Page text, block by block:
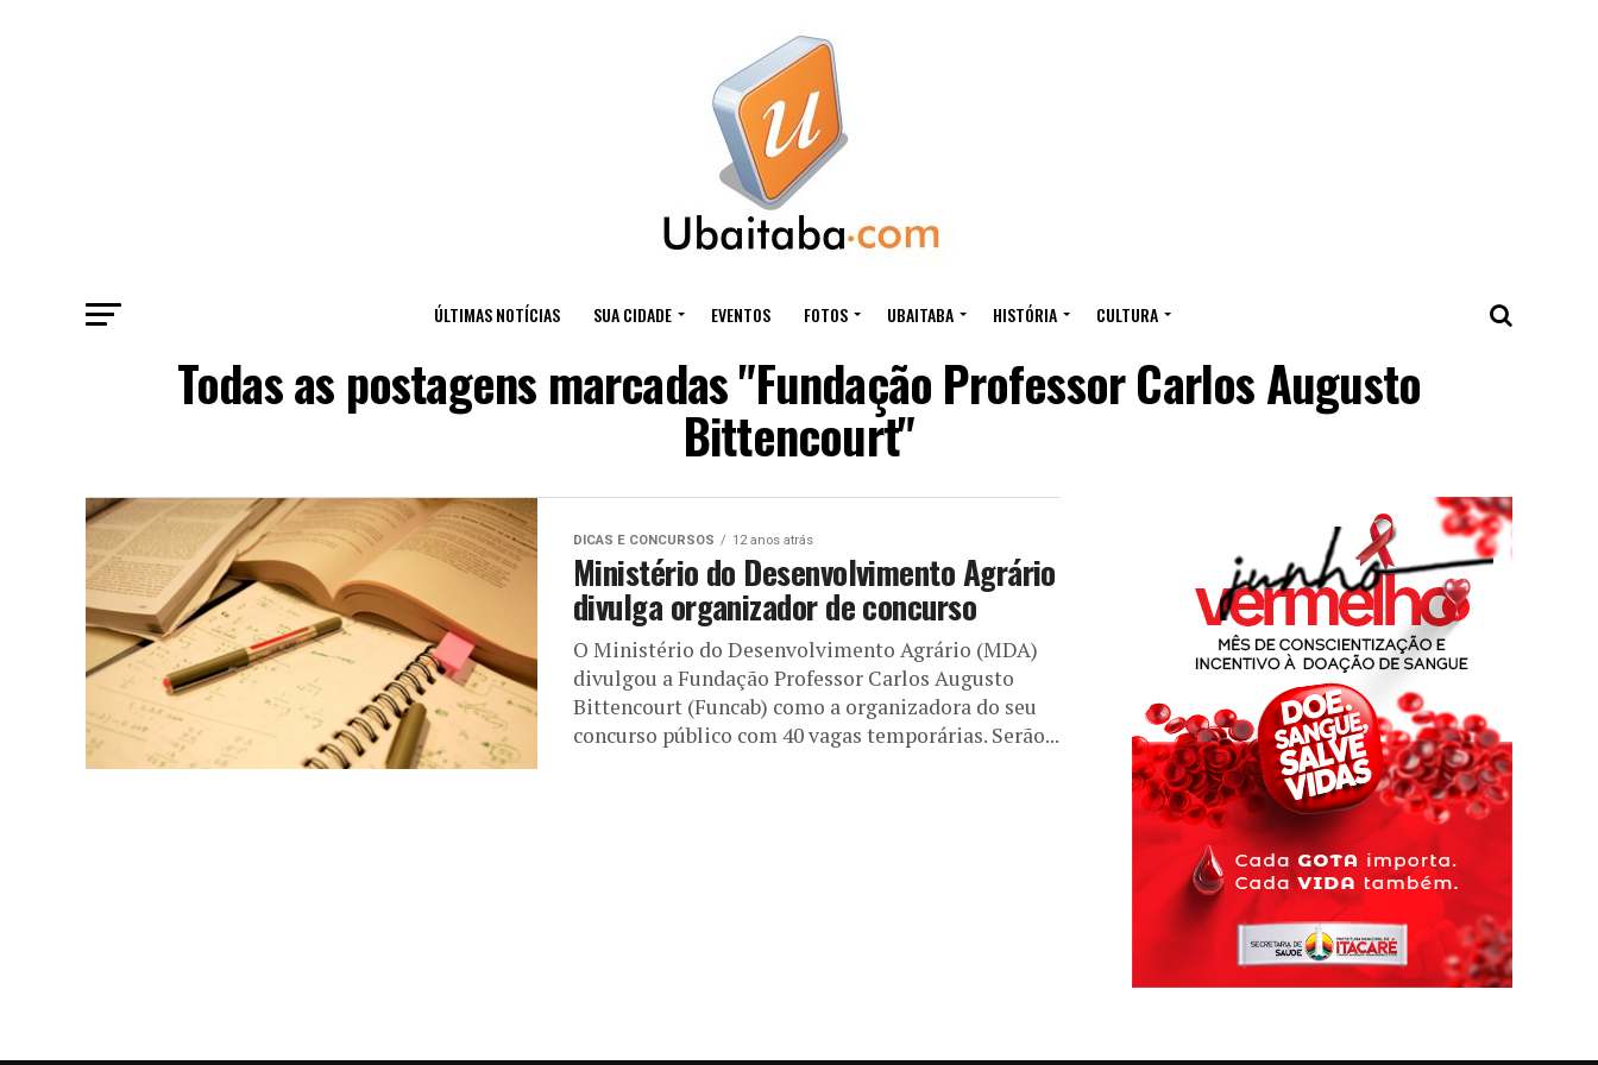
ÚLTIMAS NOTÍCIAS SUA CIDADE EVENTOS FOTOS UBAITABA HISTÓRIA CULTURA
Todas as postagens marcadas "Fundação Professor Carlos Augusto
Bittencourt"
DICAS E CONCURSOS 12 anos atrás
Ministério do Desenvolvimento Agrário
divulga organizador de concurso
O Ministério do Desenvolvimento Agrário (MDA)
divulgou a Fundação Professor Carlos Augusto
Bittencourt (Funcab) como a organizadora do seu
concurso público com 40 vagas temporárias. Serão...